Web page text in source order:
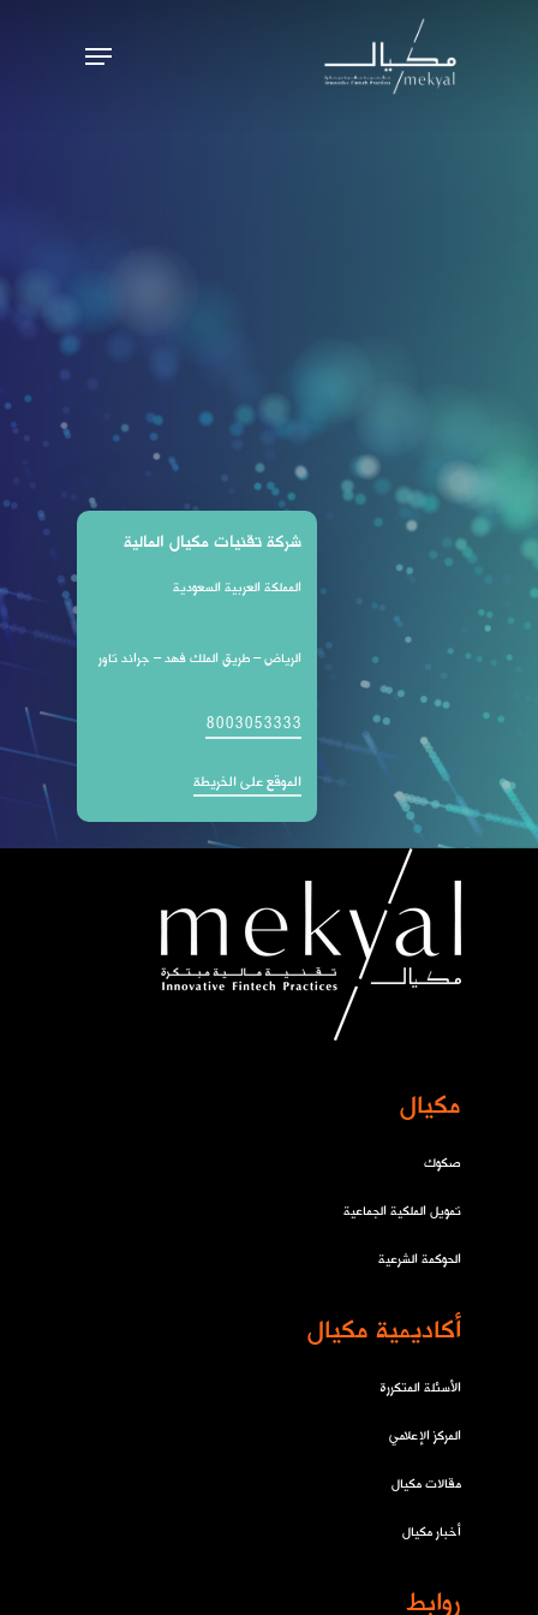
Menu
شركة تقنيات مكيال المالية
المملكة العربية السعودية
الرياض – طريق الملك فهد – جراند تاور
8003053333
الموقع على الخريطة
مكيال
صكوك
تمويل الملكية الجماعية
الحوكمة الشرعية
أكاديمية مكيال
الأسئلة المتكررة
المركز الإعلامي
مقالات مكيال
أخبار مكيال
روابط